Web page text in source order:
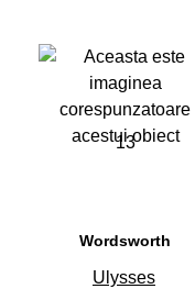
13
Wordsworth
Ulysses